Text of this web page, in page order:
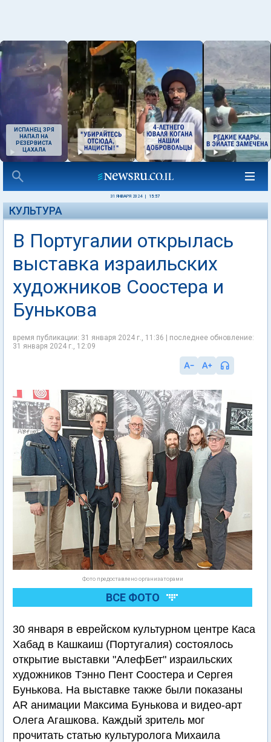
ИСПАНЕЦ ЗРЯ
НАПАЛ НА
РЕЗЕРВИСТА
ЦАХАЛА
31 ЯНВАРЯ 2024 15:57
КУЛЬТУРА
В Португалии открылась
выставка израильских
художников Соостера и
Бунькова
время публикации: 31 января 2024 г., 11:36 | последнее обновление:
31 января 2024 г., 12:09
Фото предоставлено организаторами
ВСЕ ФОТО
30 января в еврейском культурном центре Каса
Хабад в Кашкаиш (Португалия) состоялось
открытие выставки "АлефБет" израильских
художников Тэнно Пент Соостера и Сергея
Бунькова. На выставке также были показаны
AR анимации Максима Бунькова и видео-арт
Олега Агашкова. Каждый зритель мог
прочитать статью культуролога Михаила